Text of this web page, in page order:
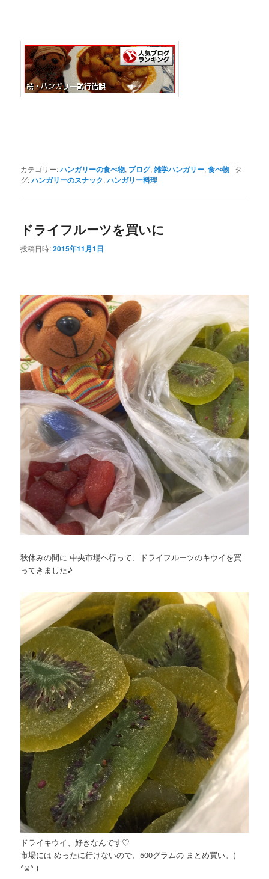
カテゴリー:ハンガリーの食べ物, ブログ,雑学ハンガリー,食べ物 | タ
グ:ハンガリーのスナック,ハンガリー料理
ドライフルーツを買いに
投稿日時:2015年11月1日
秋休みの間に 中央市場ヘ行って、ドライフルーツのキウイを買
ってきました♪
ドライキウイ、好きなんです♡
市場には めったに行けないので、500グラムの まとめ買い。(
^ω^ )